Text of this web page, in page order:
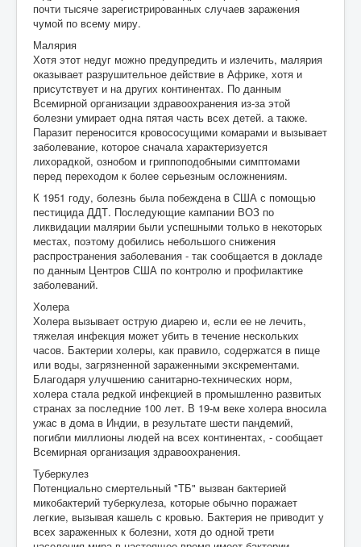
почти тысяче зарегистрированных случаев заражения
чумой по всему миру.
Малярия
Хотя этот недуг можно предупредить и излечить, малярия
оказывает разрушительное действие в Африке, хотя и
присутствует и на других континентах. По данным
Всемирной организации здравоохранения из-за этой
болезни умирает одна пятая часть всех детей. а также.
Паразит переносится кровососущими комарами и вызывает
заболевание, которое сначала характеризуется
лихорадкой, ознобом и гриппоподобными симптомами
перед переходом к более серьезным осложнениям.
К 1951 году, болезнь была побеждена в США с помощью
пестицида ДДТ. Последующие кампании ВОЗ по
ликвидации малярии были успешными только в некоторых
местах, поэтому добились небольшого снижения
распространения заболевания - так сообщается в докладе
по данным Центров США по контролю и профилактике
заболеваний.
Холера
Холера вызывает острую диарею и, если ее не лечить,
тяжелая инфекция может убить в течение нескольких
часов. Бактерии холеры, как правило, содержатся в пище
или воды, загрязненной зараженными экскрементами.
Благодаря улучшению санитарно-технических норм,
холера стала редкой инфекцией в промышленно развитых
странах за последние 100 лет. В 19-м веке холера вносила
ужас в дома в Индии, в результате шести пандемий,
погибли миллионы людей на всех континентах, - сообщает
Всемирная организация здравоохранения.
Туберкулез
Потенциально смертельный "ТБ" вызван бактерией
микобактерий туберкулеза, которые обычно поражает
легкие, вызывая кашель с кровью. Бактерия не приводит у
всех зараженных к болезни, хотя до одной трети